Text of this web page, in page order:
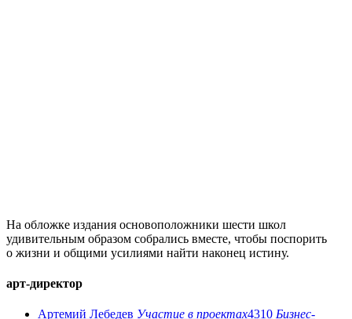
На обложке издания основоположники шести школ
удивительным образом собрались вместе, чтобы поспорить
о жизни и общими усилиями найти наконец истину.
арт-директор
Артемий Лебедев Участие в проектах4310 Бизнес-